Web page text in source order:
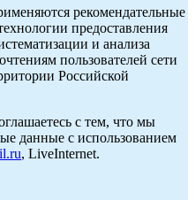
рекомендательные
предоставления
и анализа
пользователей сети
Российской
с тем, что мы
данные с использованием
, LiveInternet.